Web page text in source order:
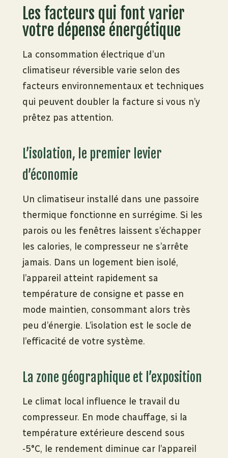
Les facteurs qui font varier
votre dépense énergétique
La consommation électrique d’un
climatiseur réversible varie selon des
facteurs environnementaux et techniques
qui peuvent doubler la facture si vous n’y
prêtez pas attention.
L’isolation, le premier levier
d’économie
Un climatiseur installé dans une passoire
thermique fonctionne en surrégime. Si les
parois ou les fenêtres laissent s’échapper
les calories, le compresseur ne s’arrête
jamais. Dans un logement bien isolé,
l’appareil atteint rapidement sa
température de consigne et passe en
mode maintien, consommant alors très
peu d’énergie. L’isolation est le socle de
l’efficacité de votre système.
La zone géographique et l’exposition
Le climat local influence le travail du
compresseur. En mode chauffage, si la
température extérieure descend sous
-5°C, le rendement diminue car l’appareil